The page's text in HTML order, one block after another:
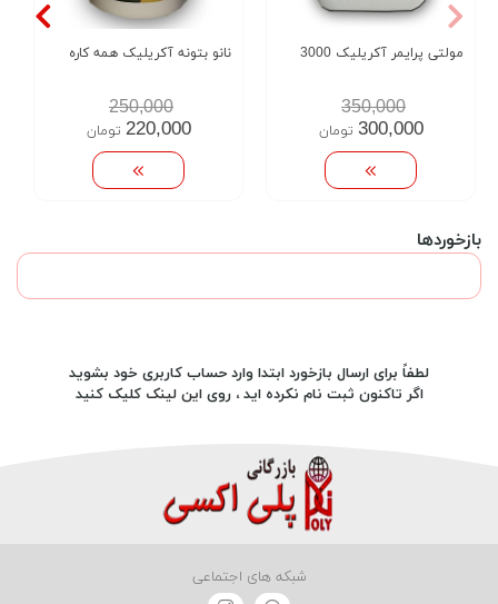
مولتی پرایمر آکریلیک 3000
350,000
300,000 تومان
نانو بتونه آکریلیک همه کاره
250,000
220,000 تومان
بازخوردها
لطفاً برای ارسال بازخورد ابتدا وارد حساب کاربری خود بشوید
اگر تاکنون ثبت نام نکرده اید ، رویاین لینک کلیک کنید
شبکه های اجتماعی